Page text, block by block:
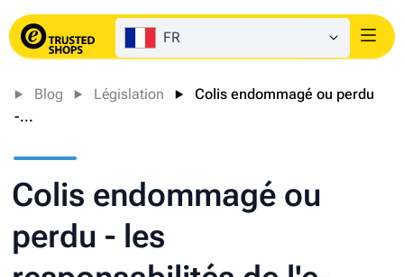
FR Login
Blog Législation
Colis endommagé ou perdu
-...
Colis endommagé ou
perdu - les